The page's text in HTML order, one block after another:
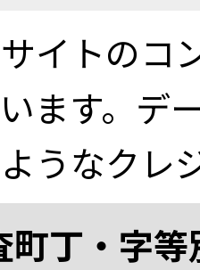
イトのコ
ます。デ
うなクレ
町丁・字